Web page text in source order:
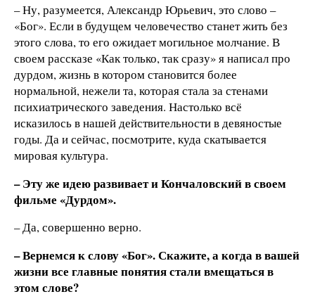
– Ну, разумеется, Александр Юрьевич, это слово –
«Бог». Если в будущем человечество станет жить без
этого слова, то его ожидает могильное молчание. В
своем рассказе «Как только, так сразу» я написал про
дурдом, жизнь в котором становится более
нормальной, нежели та, которая стала за стенами
психиатрического заведения. Настолько всё
исказилось в нашей действительности в девяностые
годы. Да и сейчас, посмотрите, куда скатывается
мировая культура.
– Эту же идею развивает и Кончаловский в своем
фильме «Дурдом».
– Да, совершенно верно.
– Вернемся к слову «Бог». Скажите, а когда в вашей
жизни все главные понятия стали вмещаться в
этом слове?